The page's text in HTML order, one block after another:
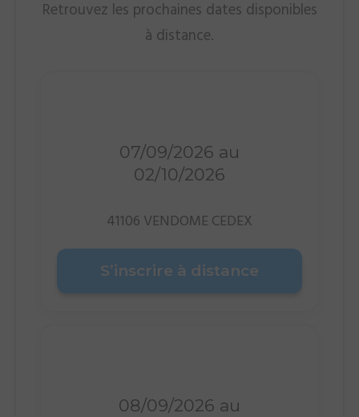
Retrouvez les prochaines dates disponibles
à distance.
07/09/2026 au
02/10/2026
41106 VENDOME CEDEX
S’inscrire à distance
08/09/2026 au